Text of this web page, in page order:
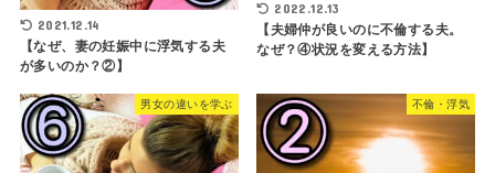
2021.12.14
【なぜ、妻の妊娠中に浮気する夫
が多いのか？②】
2022.12.13
【夫婦仲が良いのに不倫する夫。
なぜ？④状況を変える方法】
男女の違いを学ぶ 不倫・浮気